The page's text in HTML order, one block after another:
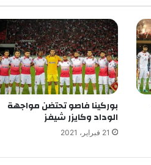
بوركينا فاصو تحتضن مواجهة
الوداد وكايزر شيفز
21 فبراير، 2021